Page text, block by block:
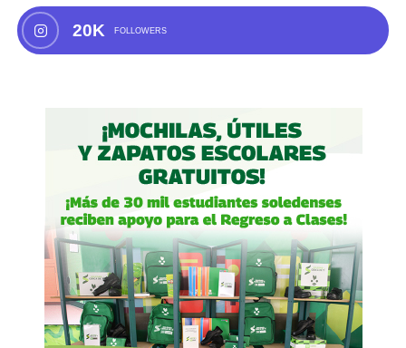
20K FOLLOWERS